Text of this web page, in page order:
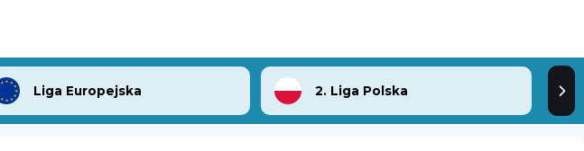
Liga Europejska 2. Liga Polska